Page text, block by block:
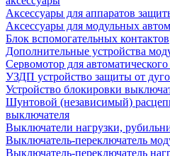
Аксессуары для аппаратов
Аксессуары для модульных
Блок вспомогательных контактов
Дополнительные устройства
Сервомотор для
УЗДП устройство защиты от
Устройство блокировки
Шунтовой (независимый)
выключателя
Выключатели нагрузки,
Выключатель-переключатель
Выключатель-переключатель